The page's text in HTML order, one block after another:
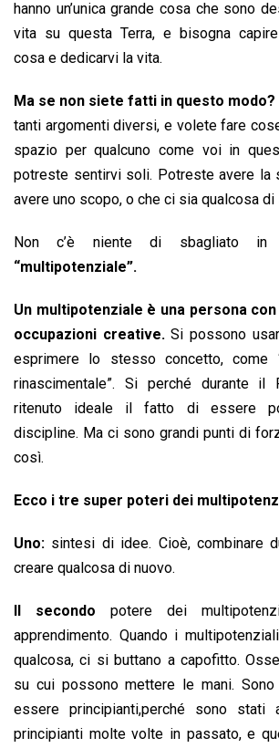
hanno un’unica grande cosa che sono
vita su questa Terra, e bisogna
cosa e dedicarvi la vita.
Ma se non siete fatti in questo modo?
tanti argomenti diversi, e volete fare
spazio per qualcuno come voi in
potreste sentirvi soli. Potreste avere la
avere uno scopo, o che ci sia qualcosa
Non c’è niente di sbagliato
“multipotenziale”.
Un multipotenziale è una persona
occupazioni creative.Si possono
esprimere lo stesso concetto, come
rinascimentale”. Si perché durante il
ritenuto ideale il fatto di essere
discipline. Ma ci sono grandi punti di
così.
Ecco i tre super poteri dei
Uno: sintesi di idee. Cioè, combinare
creare qualcosa di nuovo.
Il secondo potere dei
apprendimento. Quando i
qualcosa, ci si buttano a capofitto.
su cui possono mettere le mani. Sono
essere principianti,perché sono stati
principianti molte volte in passato, e